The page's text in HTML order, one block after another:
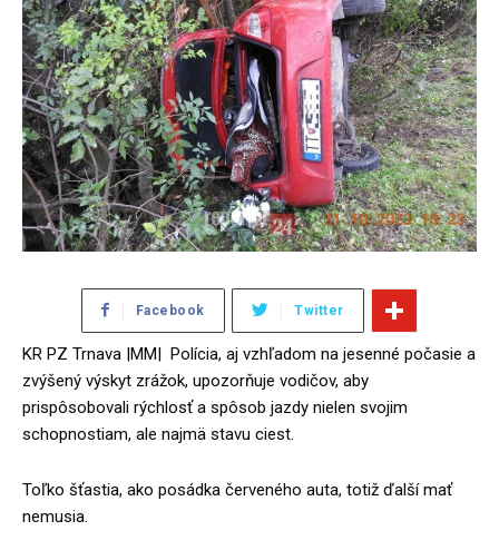
Facebook Twitter
KR PZ Trnava |MM| Polícia, aj vzhľadom na jesenné počasie a
zvýšený výskyt zrážok, upozorňuje vodičov, aby
prispôsobovali rýchlosť a spôsob jazdy nielen svojim
schopnostiam, ale najmä stavu ciest.
Toľko šťastia, ako posádka červeného auta, totiž ďalší mať
nemusia.